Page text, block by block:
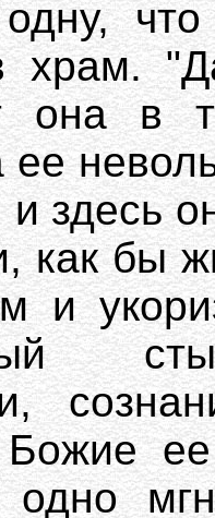
храм.
она в
ее
здесь
как бы
и
Божие